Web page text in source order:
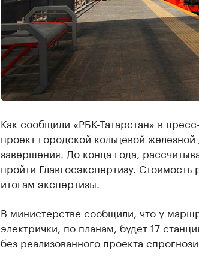
Как сообщили «РБК-Татарстан» в
проект городской кольцевой
завершения. До конца года,
пройти Главгосэкспертизу.
итогам экспертизы.
В министерстве сообщили, что у
электрички, по планам, будет 17
без реализованного проекта